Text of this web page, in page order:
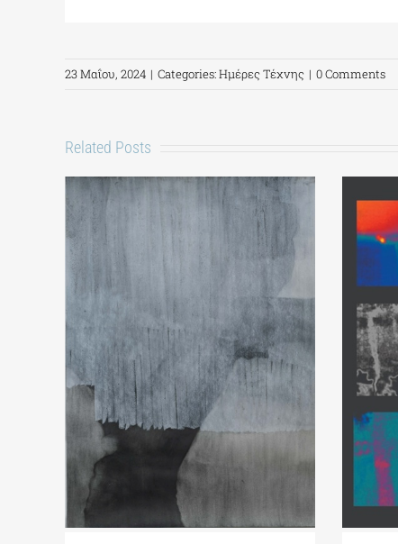
23 Μαΐου, 2024 | Categories:Ημέρες Τέχνης | 0 Comments
Related Posts